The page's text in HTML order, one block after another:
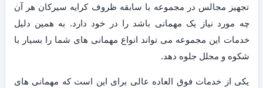
تجهیز مجالس در مجموعه با سابقه ظروف کرایه سیرکان هر آن
چه مورد نیاز یک مهمانی باشد را در خود دارد. به همین دلیل
خدمات این مجموعه می تواند انواع مهمانی های شما را بسیار با
شکوه و مجلل جلوه دهد.
یکی از خدمات فوق العاده عالی برای این است که مهمانی های